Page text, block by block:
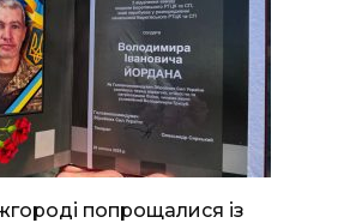
попрощалися із